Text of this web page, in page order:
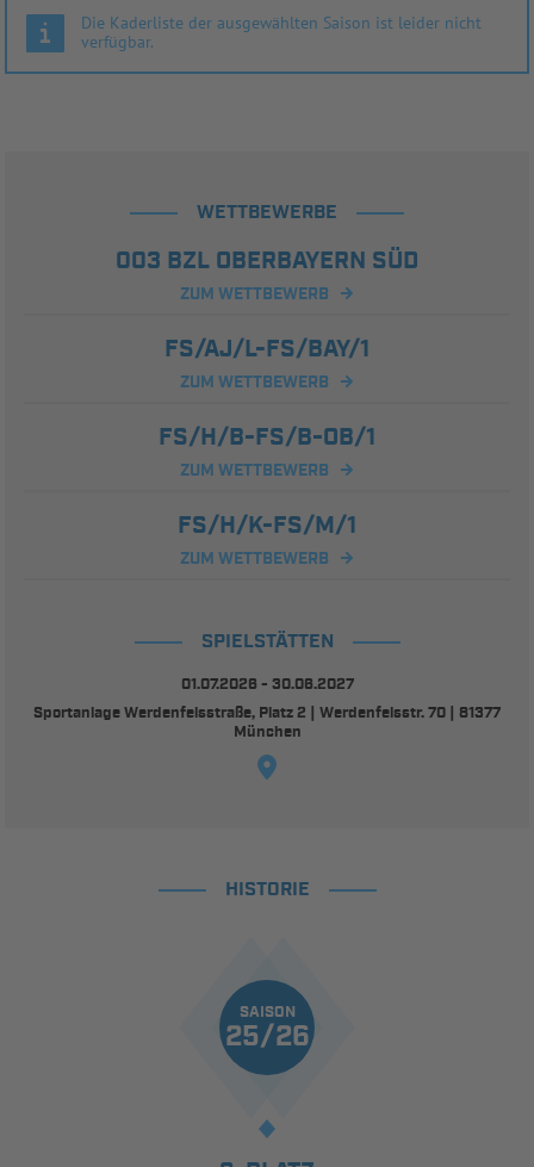
Die Kaderliste der ausgewählten Saison ist leider nicht
verfügbar.
WETTBEWERBE
003 BZL OBERBAYERN SÜD
ZUM WETTBEWERB
FS/AJ/L-FS/BAY/1
ZUM WETTBEWERB
FS/H/B-FS/B-OB/1
ZUM WETTBEWERB
FS/H/K-FS/M/1
ZUM WETTBEWERB
SPIELSTÄTTEN
01.07.2026 - 30.06.2027
Sportanlage Werdenfelsstraße, Platz 2 | Werdenfelsstr. 70 | 81377
München
HISTORIE
SAISON
25/26